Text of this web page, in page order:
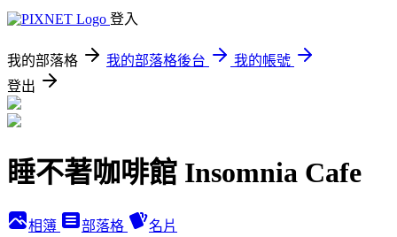
登入
我的部落格 我的部落格後台
我的帳號
登出
睡不著咖啡館 Insomnia Cafe
相簿 部落格 名片